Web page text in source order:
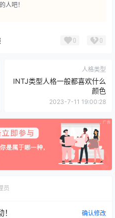
人吧！
0 0
人格类型
INTJ类型人格一般都喜欢什么
颜色
2023-7-11 19:00:28
员
确认修改